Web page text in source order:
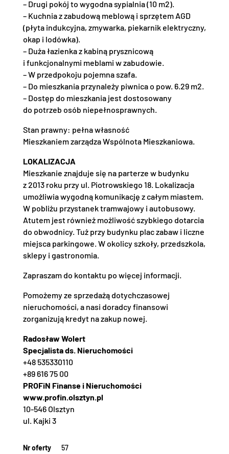
– Drugi pokój to wygodna sypialnia (10 m2).
– Kuchnia z zabudową meblową i sprzętem AGD
(płyta indukcyjna, zmywarka, piekarnik elektryczny,
okap i lodówka).
– Duża łazienka z kabiną prysznicową
i funkcjonalnymi meblami w zabudowie.
– W przedpokoju pojemna szafa.
– Do mieszkania przynależy piwnica o pow. 6.29 m2.
– Dostęp do mieszkania jest dostosowany
do potrzeb osób niepełnosprawnych.
Stan prawny: pełna własność
Mieszkaniem zarządza Wspólnota Mieszkaniowa.
LOKALIZACJA
Mieszkanie znajduje się na parterze w budynku
z 2013 roku przy ul. Piotrowskiego 18. Lokalizacja
umożliwia wygodną komunikację z całym miastem.
W pobliżu przystanek tramwajowy i autobusowy.
Atutem jest również możliwość szybkiego dotarcia
do obwodnicy. Tuż przy budynku plac zabaw i liczne
miejsca parkingowe. W okolicy szkoły, przedszkola,
sklepy i gastronomia.
Zapraszam do kontaktu po więcej informacji.
Pomożemy ze sprzedażą dotychczasowej
nieruchomości, a nasi doradcy finansowi
zorganizują kredyt na zakup nowej.
Radosław Wolert
Specjalista ds. Nieruchomości
+48 535330110
+89 616 75 00
PROFiN Finanse i Nieruchomości
www.profin.olsztyn.pl
10-546 Olsztyn
ul. Kajki 3
Nr oferty 57